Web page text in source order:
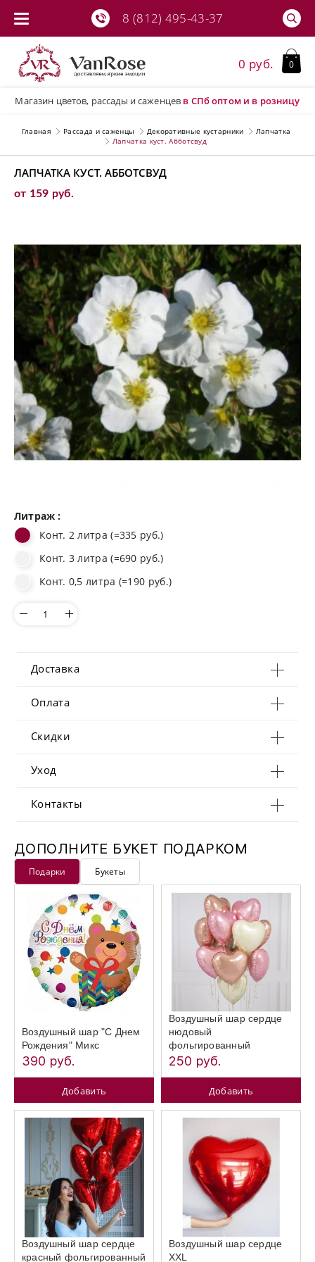
8 (812) 495-43-37
Магазин цветов, рассады и саженцев в СПбоптом и в розницу
0 руб. 0
Главная Рассада и саженцы Декоративные кустарники
Лапчатка
Лапчатка куст. Абботсвуд
ЛАПЧАТКА КУСТ. АББОТСВУД
от 159 руб.
Литраж :
Конт. 2 литра (=335 руб.)
Конт. 3 литра (=690 руб.)
Конт. 0,5 литра (=190 руб.)
Доставка
Оплата
Скидки
Уход
Контакты
ДОПОЛНИТЕ БУКЕТ ПОДАРКОМ
Подарки Букеты
Воздушный шар "С Днем
Рождения" Микс
390 руб.
Добавить
Воздушный шар сердце
нюдовый
фольгированный
250 руб.
Добавить
Воздушный шар сердце
красный фольгированный
Воздушный шар сердце
XXL